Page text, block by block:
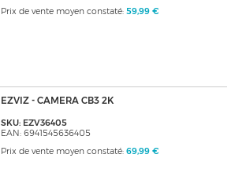
Prix de vente moyen constaté: 59,99 €
EZVIZ - CAMERA CB3 2K
SKU: EZV36405
EAN: 6941545636405
Prix de vente moyen constaté: 69,99 €